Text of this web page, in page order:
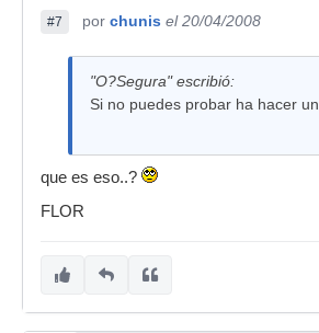
#7 por chunis el 20/04/2008
"O?Segura" escribió:
Si no puedes probar ha hacer un
que es eso..?
FLOR